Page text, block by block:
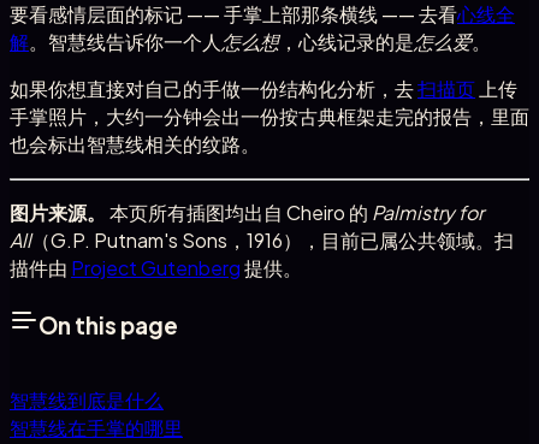
要看感情层面的标记 —— 手掌上部那条横线 —— 去看心线全
解。智慧线告诉你一个人怎么想，心线记录的是怎么爱。
如果你想直接对自己的手做一份结构化分析，去扫描页上传
手掌照片，大约一分钟会出一份按古典框架走完的报告，里面
也会标出智慧线相关的纹路。
图片来源。 本页所有插图均出自 Cheiro 的 Palmistry for
All（G.P. Putnam's Sons，1916），目前已属公共领域。扫
描件由 Project Gutenberg提供。
On this page
智慧线到底是什么
智慧线在手掌的哪里